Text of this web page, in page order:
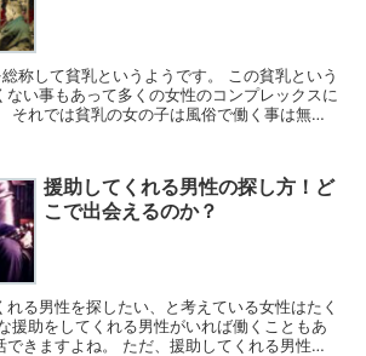
称して貧乳というようです。 この貧乳という
ない事もあって多くの女性のコンプレックスに
それでは貧乳の女の子は風俗で働く事は無理
援助してくれる男性の探し方！ど
こで出会えるのか？
る男性を探したい、と考えている女性はたく
援助をしてくれる男性がいれば働くこともあ
できますよね。 ただ、援助してくれる男性の